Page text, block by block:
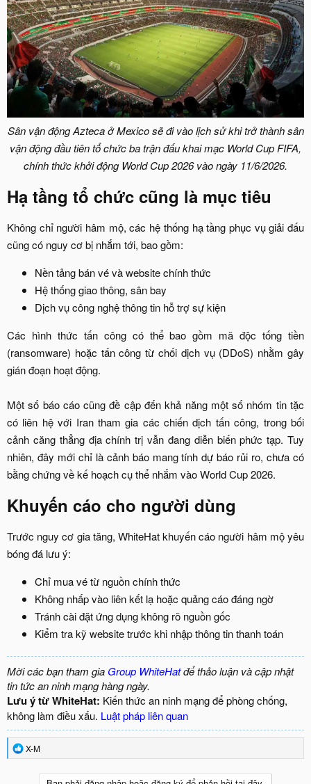
Sân vận động Azteca ở Mexico sẽ đi vào lịch sử khi trở thành sân
vận động đầu tiên tổ chức ba trận đấu khai mạc World Cup FIFA,
chính thức khởi động World Cup 2026 vào ngày 11/6/2026.
Hạ tầng tổ chức cũng là mục tiêu​
Không chỉ người hâm mộ, các hệ thống hạ tầng phục vụ giải đấu
cũng có nguy cơ bị nhắm tới, bao gồm:​
Nền tảng bán vé và website chính thức​
Hệ thống giao thông, sân bay​
Dịch vụ công nghệ thông tin hỗ trợ sự kiện​
Các hình thức tấn công có thể bao gồm mã độc tống tiền
(ransomware) hoặc tấn công từ chối dịch vụ (DDoS) nhằm gây
gián đoạn hoạt động.
Một số báo cáo cũng đề cập đến khả năng một số nhóm tin tặc
có liên hệ với Iran tham gia các chiến dịch tấn công, trong bối
cảnh căng thẳng địa chính trị vẫn đang diễn biến phức tạp. Tuy
nhiên, đây mới chỉ là cảnh báo mang tính dự báo rủi ro, chưa có
bằng chứng về kế hoạch cụ thể nhắm vào World Cup 2026.​
Khuyến cáo cho người dùng​
Trước nguy cơ gia tăng, WhiteHat khuyến cáo người hâm mộ yêu
bóng đá lưu ý:
Chỉ mua vé từ nguồn chính thức
Không nhấp vào liên kết lạ hoặc quảng cáo đáng ngờ
Tránh cài đặt ứng dụng không rõ nguồn gốc
Kiểm tra kỹ website trước khi nhập thông tin thanh toán
Mời các bạn tham gia Group WhiteHatđể thảo luận và cập nhật
tin tức an ninh mạng hàng ngày.
Lưu ý từ WhiteHat: Kiến thức an ninh mạng để phòng chống,
không làm điều xấu. Luật pháp liên quan
R
e
X-M